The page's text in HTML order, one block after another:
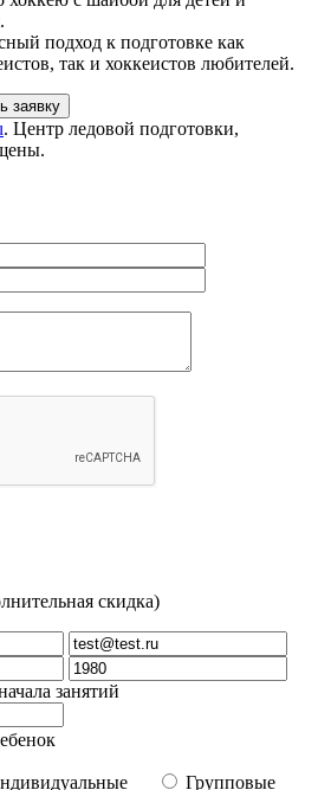
подход к подготовке как
так и хоккеистов любителей.
. Центр ледовой подготовки,
скидка)
занятий
Групповые